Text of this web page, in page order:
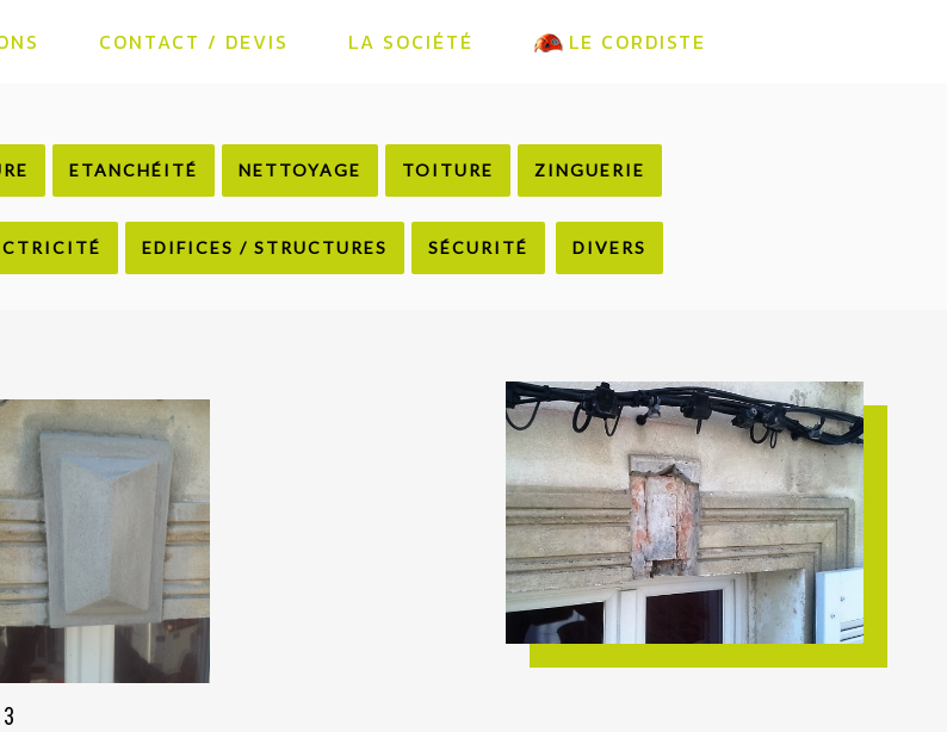
CONTACT / DEVIS LA SOCIÉTÉ LE CORDISTE
ETANCHÉITÉ NETTOYAGE TOITURE ZINGUERIE
EDIFICES / STRUCTURES SÉCURITÉ DIVERS